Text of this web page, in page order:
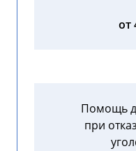
от
Помощь
при